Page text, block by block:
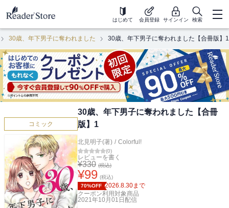
はじめて 会員登録 サインイン 検索
30歳、年下男子に奪われました 30歳、年下男子に奪われました【合冊版】1
コミック
30歳、年下男子に奪われました【合冊
版】1
北見明子(著) / Colorful!
(0)
レビューを書く
¥330 (税込)
¥99 (税込)
70%OFF 2026.8.30まで
クーポン利用対象商品
2021年10月01日 配信